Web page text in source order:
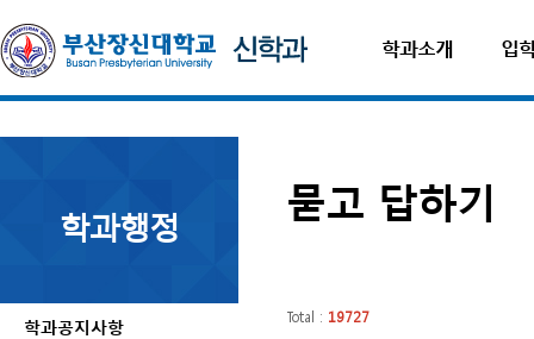
학과소개 입
학과행정
학과공지사항
묻고 답하기
Total : 19727